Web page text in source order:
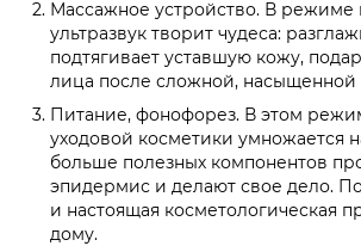
Массажное устройство. В режиме
ультразвук творит чудеса:
подтягивает уставшую кожу,
лица после сложной, насыщенной
Питание, фонофорез. В этом
уходовой косметики умножается
больше полезных компонентов
эпидермис и делают свое дело.
и настоящая косметологическая
дому.